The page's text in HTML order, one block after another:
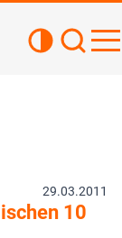
29.03.2011
10